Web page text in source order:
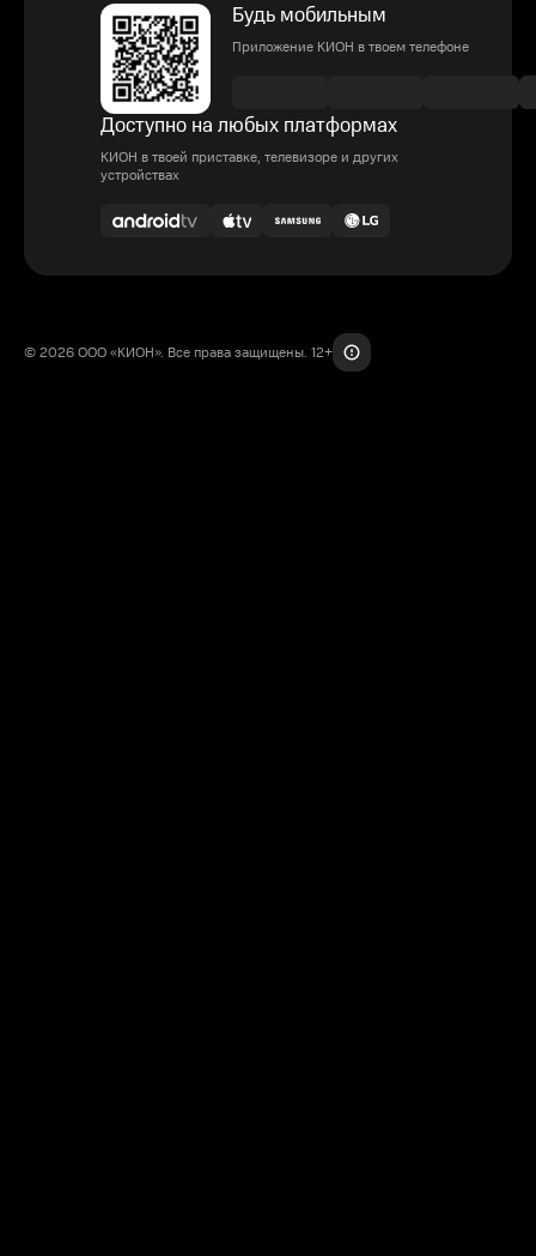
Будь мобильным
Приложение КИОН в твоем телефоне
Доступно на любых платформах
КИОН в твоей приставке, телевизоре и других
устройствах
© 2026 ООО «КИОН». Все права защищены. 12+